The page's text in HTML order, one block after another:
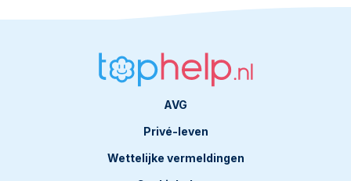
AVG
Privé-leven
Wettelijke vermeldingen